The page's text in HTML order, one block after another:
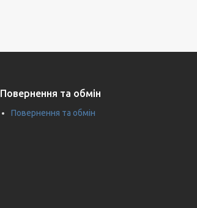
Повернення та обмін
Повернення та обмін